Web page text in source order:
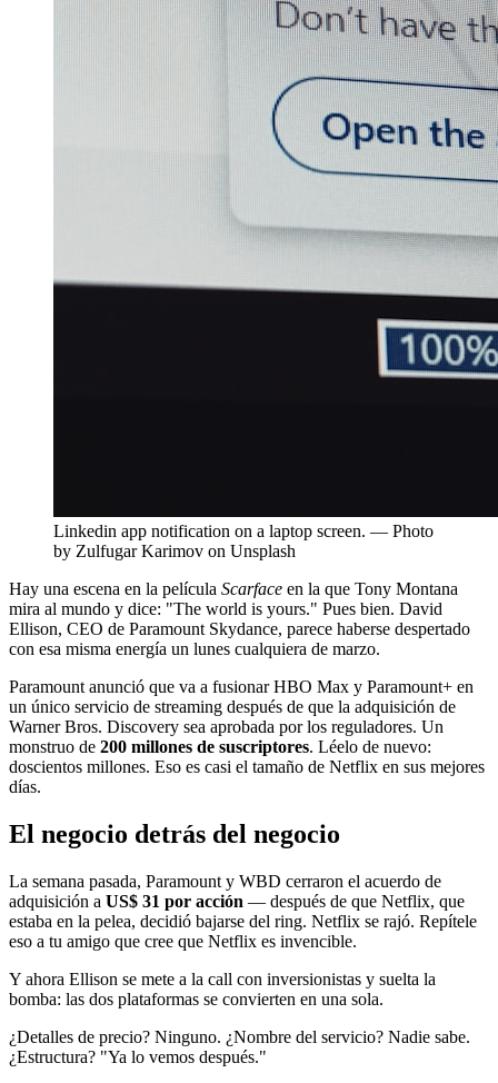
Linkedin app notification on a laptop screen. — Photo
by Zulfugar Karimov on Unsplash
Hay una escena en la película Scarface en la que Tony Montana
mira al mundo y dice: "The world is yours." Pues bien. David
Ellison, CEO de Paramount Skydance, parece haberse despertado
con esa misma energía un lunes cualquiera de marzo.
Paramount anunció que va a fusionar HBO Max y Paramount+ en
un único servicio de streaming después de que la adquisición de
Warner Bros. Discovery sea aprobada por los reguladores. Un
monstruo de 200 millones de suscriptores. Léelo de nuevo:
doscientos millones. Eso es casi el tamaño de Netflix en sus mejores
días.
El negocio detrás del negocio
La semana pasada, Paramount y WBD cerraron el acuerdo de
adquisición a US$ 31 por acción — después de que Netflix, que
estaba en la pelea, decidió bajarse del ring. Netflix se rajó. Repítele
eso a tu amigo que cree que Netflix es invencible.
Y ahora Ellison se mete a la call con inversionistas y suelta la
bomba: las dos plataformas se convierten en una sola.
¿Detalles de precio? Ninguno. ¿Nombre del servicio? Nadie sabe.
¿Estructura? "Ya lo vemos después."